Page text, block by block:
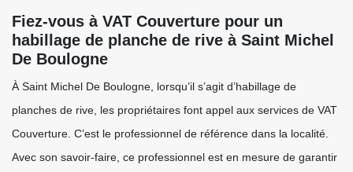
Fiez-vous à VAT Couverture pour un
habillage de planche de rive à Saint Michel
De Boulogne
À Saint Michel De Boulogne, lorsqu’il s’agit d’habillage de
planches de rive, les propriétaires font appel aux services de VAT
Couverture. C’est le professionnel de référence dans la localité.
Avec son savoir-faire, ce professionnel est en mesure de garantir